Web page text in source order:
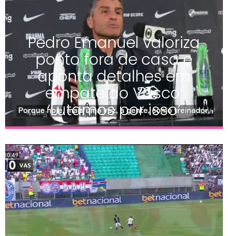
Pedro Emanuel valoriza
ponto fora de casa e
aponta detalhes em
empate do Vasco:
‘Lutamos por isso’